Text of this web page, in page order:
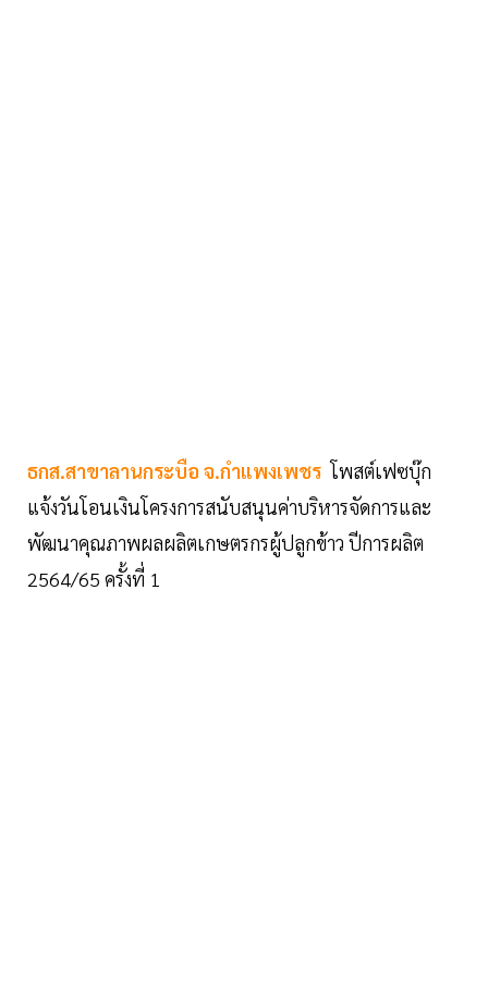
ธกส.สาขาลานกระบือ จ.กำแพงเพชร โพสต์เฟซบุ๊ก
แจ้งวันโอนเงินโครงการสนับสนุนค่าบริหารจัดการและ
พัฒนาคุณภาพผลผลิตเกษตรกรผู้ปลูกข้าว ปีการผลิต
2564/65 ครั้งที่ 1